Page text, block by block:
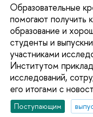
Образовательные
помогают получить
образование и
студенты и
участниками
Институтом
исследований,
его итогами с
Поступающим